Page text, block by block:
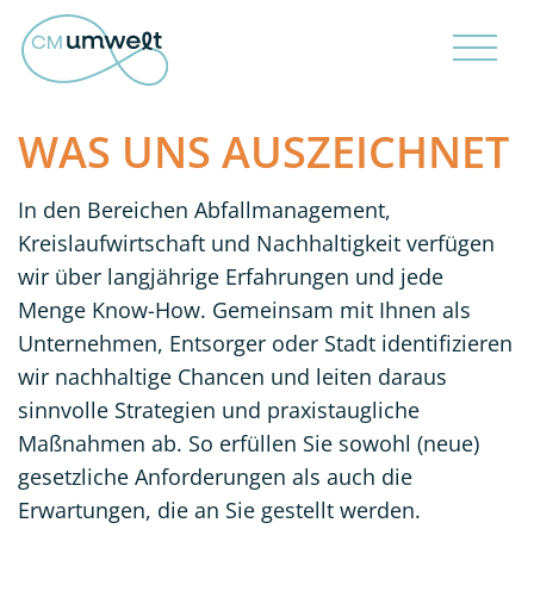
WAS UNS AUSZEICHNET
In den Bereichen Abfallmanagement,
Kreislaufwirtschaft und Nachhaltigkeit verfügen
wir über langjährige Erfahrungen und jede
Menge Know-How. Gemeinsam mit Ihnen als
Unternehmen, Entsorger oder Stadt identifizieren
wir nachhaltige Chancen und leiten daraus
sinnvolle Strategien und praxistaugliche
Maßnahmen ab. So erfüllen Sie sowohl (neue)
gesetzliche Anforderungen als auch die
Erwartungen, die an Sie gestellt werden.